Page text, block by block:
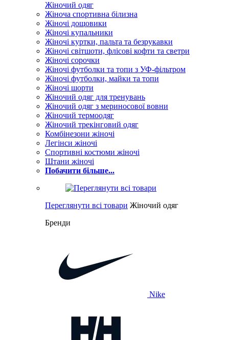
Жіночий одяг
Жіноча спортивна білизна
Жіночі дощовики
Жіночі купальники
Жіночі куртки, пальта та безрукавки
Жіночі світшоти, флісові кофти та светри
Жіночі сорочки
Жіночі футболки та топи з УФ-фільтром
Жіночі футболки, майки та топи
Жіночі шорти
Жіночий одяг для тренувань
Жіночий одяг з мериносової вовни
Жіночий термоодяг
Жіночий трекінговий одяг
Комбінезони жіночі
Легінси жіночі
Спортивні костюми жіночі
Штани жіночі
Побачити більше...
Переглянути всі товари Жіночий одяг
Бренди
Nike